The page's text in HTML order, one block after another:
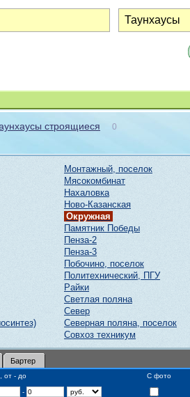
строящиеся 0
Монтажный, поселок
Мясокомбинат
Нахаловка
Ново-Казанская
Окружная
Памятник Победы
Пенза-2
Пенза-3
Побочино, поселок
Политехнический, ПГУ
Райки
Светлая поляна
Север
Северная поляна, поселок
Совхоз техникум
Бартер
от - до С фото
-